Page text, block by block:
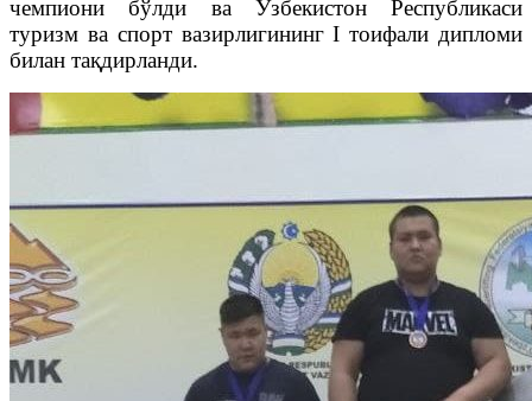
чемпиони бўлди ва Ўзбекистон Республикаси
туризм ва спорт вазирлигининг I тоифали дипломи
билан тақдирланди.